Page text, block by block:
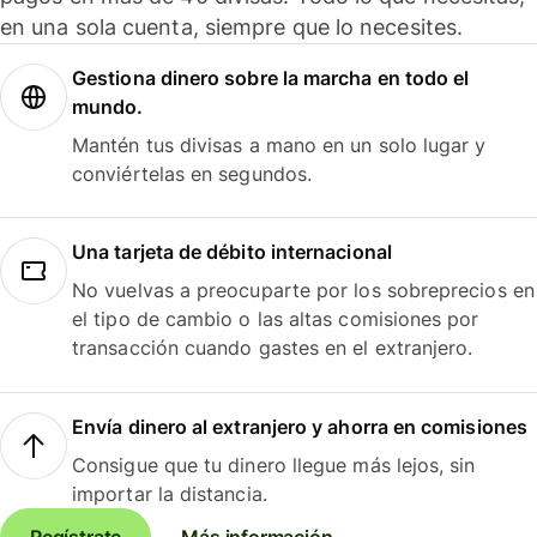
en una sola cuenta, siempre que lo necesites.
Gestiona dinero sobre la marcha en todo el
mundo.
Mantén tus divisas a mano en un solo lugar y
conviértelas en segundos.
Una tarjeta de débito internacional
No vuelvas a preocuparte por los sobreprecios en
el tipo de cambio o las altas comisiones por
transacción cuando gastes en el extranjero.
Envía dinero al extranjero y ahorra en comisiones
Consigue que tu dinero llegue más lejos, sin
importar la distancia.